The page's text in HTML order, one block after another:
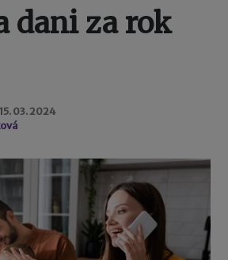
dani za rok
15. 03. 2024